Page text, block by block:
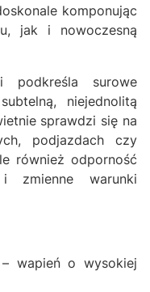
komponując
jak i nowoczesną
podkreśla surowe
niejednolitą
sprawdzi się na
podjazdach czy
również odporność
zmienne warunki
wapień o wysokiej